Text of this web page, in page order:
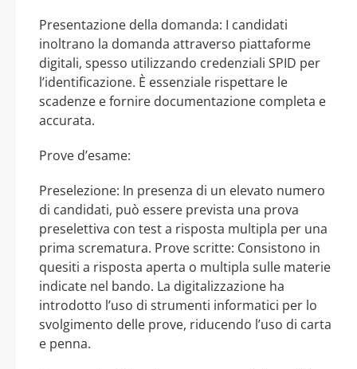
Presentazione della domanda: I candidati
inoltrano la domanda attraverso piattaforme
digitali, spesso utilizzando credenziali SPID per
l’identificazione. È essenziale rispettare le
scadenze e fornire documentazione completa e
accurata.
Prove d’esame:
Preselezione: In presenza di un elevato numero
di candidati, può essere prevista una prova
preselettiva con test a risposta multipla per una
prima scrematura. Prove scritte: Consistono in
quesiti a risposta aperta o multipla sulle materie
indicate nel bando. La digitalizzazione ha
introdotto l’uso di strumenti informatici per lo
svolgimento delle prove, riducendo l’uso di carta
e penna.